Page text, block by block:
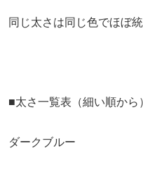
同じ太さは同じ色でほぼ
■太さ一覧表（細い順から
ダークブルー